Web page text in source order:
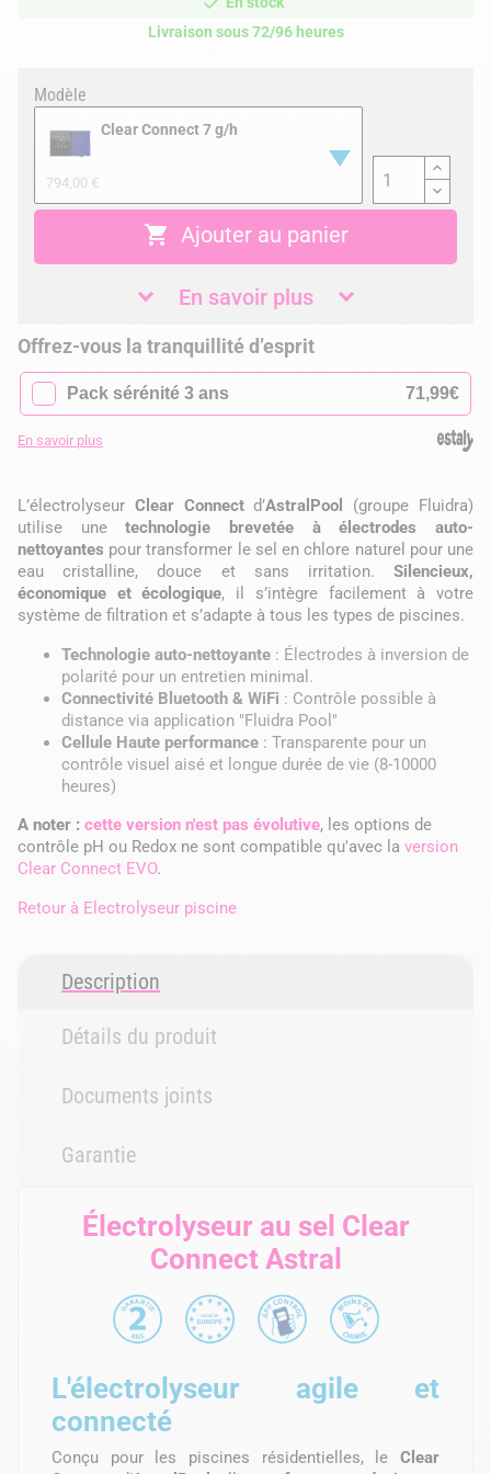
Livraison sous 72/96 heures
Modèle
Clear Connect 7 g/h
794,00 €
 Ajouter au panier
En savoir plus
Offrez-vous la tranquillité d’esprit
✓ Pack sérénité 3 ans 71,99€
En savoir plus
L’électrolyseur Clear Connectd’AstralPool
(groupe Fluidra)
utilise unetechnologie brevetée à électrodes auto-
nettoyantes pour transformer le sel en chlore naturel pour une
eau cristalline, douce et sans irritation. Silencieux,
économique et écologique, il s’intègre facilement à votre
système de filtration et s’adapte à tous les types de piscines.
Technologie auto-nettoyante : Électrodes à inversion de
polarité pour un entretien minimal.
Connectivité Bluetooth & WiFi : Contrôle possible à
distance via application "Fluidra Pool"
Cellule Haute performance : Transparente pour un
contrôle visuel aisé et longue durée de vie (8-10000
heures)
A noter : cette version n'est pas évolutive, les options de
contrôle pH ou Redox ne sont compatible qu'avec la version
Clear Connect EVO.
Retour à Electrolyseur piscine
Description
Détails du produit
Documents joints
Garantie
Électrolyseur au sel Clear
Connect Astral
L'électrolyseur agile et
connecté
Conçu pour les piscines résidentielles, le Clear